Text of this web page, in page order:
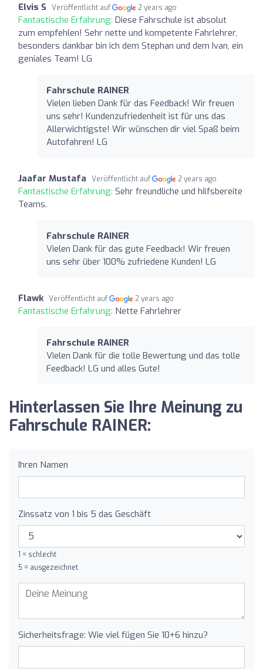
Elvis S Veröffentlicht auf 2 years ago
Fantastische Erfahrung: Diese Fahrschule ist absolut
zum empfehlen! Sehr nette und kompetente Fahrlehrer,
besonders dankbar bin ich dem Stephan und dem Ivan, ein
geniales Team! LG
Fahrschule RAINER
Vielen lieben Dank für das Feedback! Wir freuen
uns sehr! Kundenzufriedenheit ist für uns das
Allerwichtigste! Wir wünschen dir viel Spaß beim
Autofahren! LG
Jaafar Mustafa Veröffentlicht auf 2 years ago
Fantastische Erfahrung: Sehr freundliche und hilfsbereite
Teams.
Fahrschule RAINER
Vielen Dank für das gute Feedback! Wir freuen
uns sehr über 100% zufriedene Kunden! LG
Flawk Veröffentlicht auf 2 years ago
Fantastische Erfahrung: Nette Fahrlehrer
Fahrschule RAINER
Vielen Dank für die tolle Bewertung und das tolle
Feedback! LG und alles Gute!
Hinterlassen Sie Ihre Meinung zu
Fahrschule RAINER:
Ihren Namen
Zinssatz von 1 bis 5 das Geschäft
1 = schlecht
5 = ausgezeichnet
Sicherheitsfrage: Wie viel fügen Sie 10+6 hinzu?